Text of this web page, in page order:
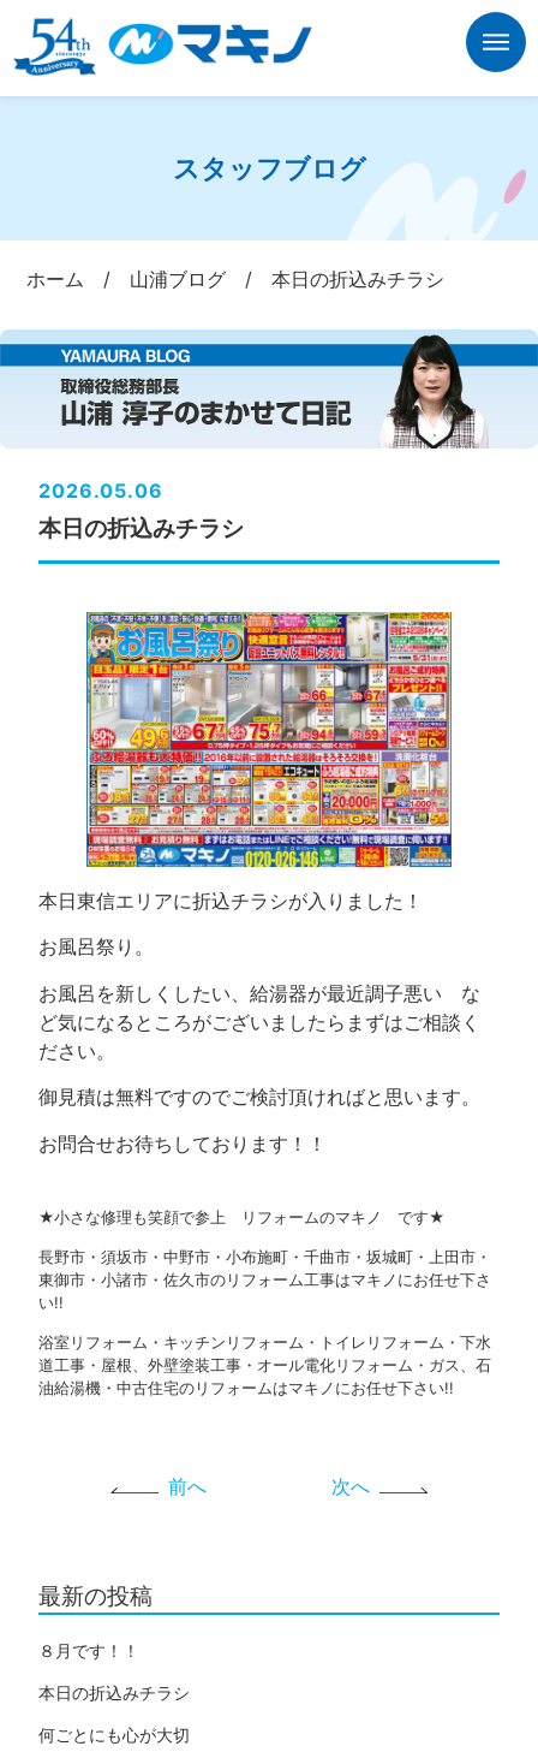
スタッフブログ
ホーム / 山浦ブログ /本日の折込みチラシ
2026.05.06
本日の折込みチラシ
本日東信エリアに折込チラシが入りました！
お風呂祭り。
お風呂を新しくしたい、給湯器が最近調子悪い な
ど気になるところがございましたらまずはご相談く
ださい。
御見積は無料ですのでご検討頂ければと思います。
お問合せお待ちしております！！
★小さな修理も笑顔で参上 リフォームのマキノ です★
長野市・須坂市・中野市・小布施町・千曲市・坂城町・上田市・
東御市・小諸市・佐久市のリフォーム工事はマキノにお任せ下さ
い!!
浴室リフォーム・キッチンリフォーム・トイレリフォーム・下水
道工事・屋根、外壁塗装工事・オール電化リフォーム・ガス、石
油給湯機・中古住宅のリフォームはマキノにお任せ下さい!!
前へ 次へ
最新の投稿
８月です！！
本日の折込みチラシ
何ごとにも心が大切